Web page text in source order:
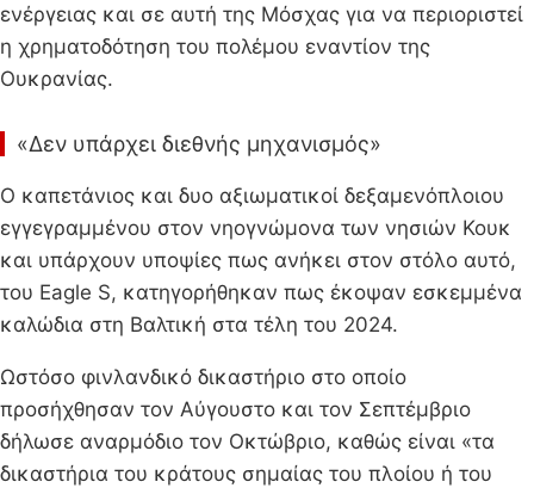
ενέργειας και σε αυτή της Μόσχας για να περιοριστεί
η χρηματοδότηση του πολέμου εναντίον της
Ουκρανίας.
«Δεν υπάρχει διεθνής μηχανισμός»
Ο καπετάνιος και δυο αξιωματικοί δεξαμενόπλοιου
εγγεγραμμένου στον νηογνώμονα των νησιών Κουκ
και υπάρχουν υποψίες πως ανήκει στον στόλο αυτό,
του Eagle S, κατηγορήθηκαν πως έκοψαν εσκεμμένα
καλώδια στη Βαλτική στα τέλη του 2024.
Ωστόσο φινλανδικό δικαστήριο στο οποίο
προσήχθησαν τον Αύγουστο και τον Σεπτέμβριο
δήλωσε αναρμόδιο τον Οκτώβριο, καθώς είναι «τα
δικαστήρια του κράτους σημαίας του πλοίου ή του